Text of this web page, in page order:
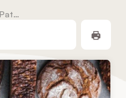
Boulangerie-Pâtisserie Mercier Patrick & Jocelyne